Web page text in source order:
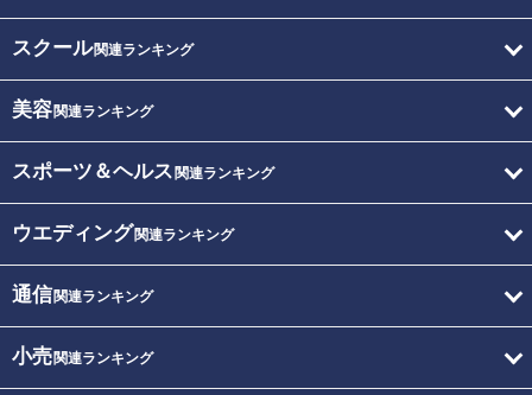
スクール関連ランキング
美容関連ランキング
スポーツ＆ヘルス 関連ランキング
ウエディング関連ランキング
通信関連ランキング
小売関連ランキング